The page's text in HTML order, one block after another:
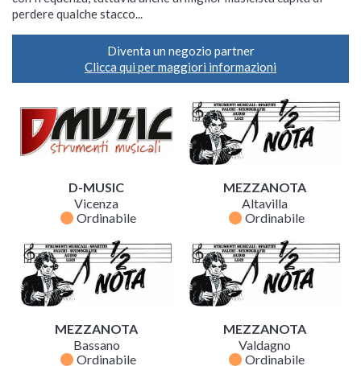
perdere qualche stacco...
Diventa un negozio partner
Clicca qui per maggiori informazioni
D-MUSIC
Vicenza
fiber_manual_record Ordinabile
MEZZANOTA
Altavilla
fiber_manual_record Ordinabile
MEZZANOTA
Bassano
fiber_manual_record Ordinabile
MEZZANOTA
Valdagno
fiber_manual_record Ordinabile